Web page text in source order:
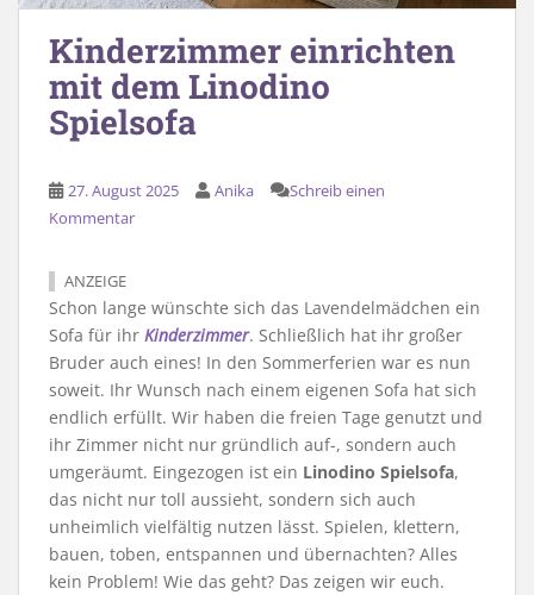
Kinderzimmer einrichten
mit dem Linodino
Spielsofa
27. August 2025 Anika
Schreib einen
Kommentar
ANZEIGE
Schon lange wünschte sich das Lavendelmädchen ein
Sofa für ihr Kinderzimmer. Schließlich hat ihr großer
Bruder auch eines! In den Sommerferien war es nun
soweit. Ihr Wunsch nach einem eigenen Sofa hat sich
endlich erfüllt. Wir haben die freien Tage genutzt und
ihr Zimmer nicht nur gründlich auf-, sondern auch
umgeräumt. Eingezogen ist ein Linodino Spielsofa,
das nicht nur toll aussieht, sondern sich auch
unheimlich vielfältig nutzen lässt. Spielen, klettern,
bauen, toben, entspannen und übernachten? Alles
kein Problem! Wie das geht? Das zeigen wir euch.